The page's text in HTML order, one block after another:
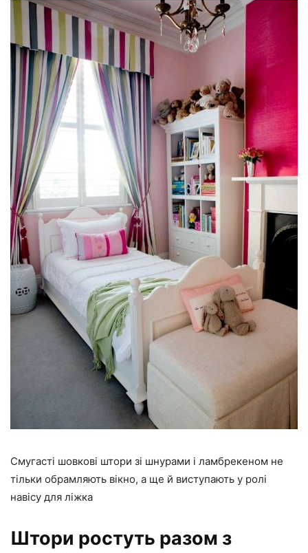
Смугасті шовкові штори зі шнурами і ламбрекеном не
тільки обрамляють вікно, а ще й виступають у ролі
навісу для ліжка
Штори ростуть разом з